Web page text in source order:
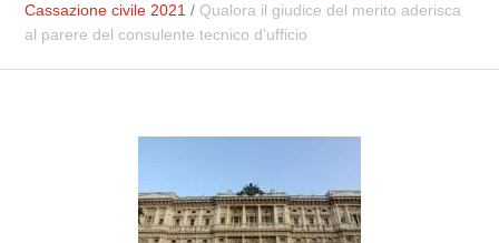
Cassazione civile 2021 / Qualora il giudice del merito aderisca
al parere del consulente tecnico d’ufficio